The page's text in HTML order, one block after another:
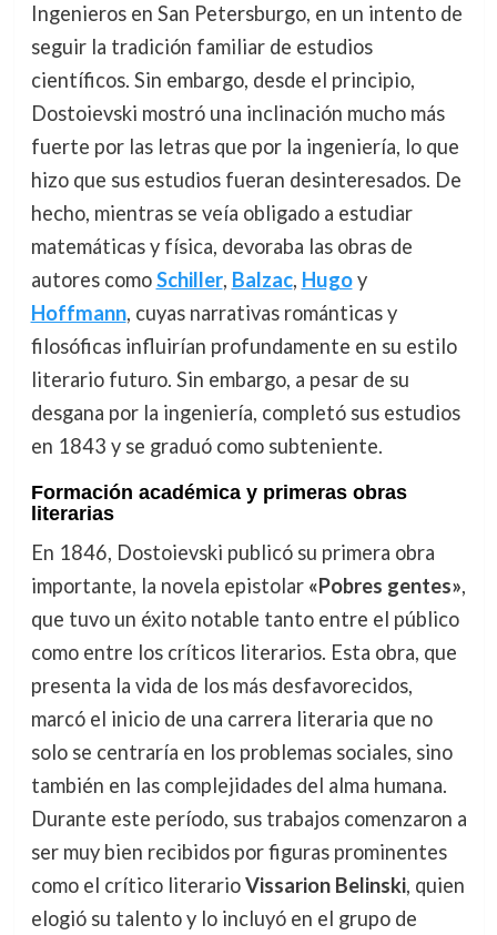
Ingenieros en San Petersburgo, en un intento de
seguir la tradición familiar de estudios
científicos. Sin embargo, desde el principio,
Dostoievski mostró una inclinación mucho más
fuerte por las letras que por la ingeniería, lo que
hizo que sus estudios fueran desinteresados. De
hecho, mientras se veía obligado a estudiar
matemáticas y física, devoraba las obras de
autores comoSchiller, Balzac, Hugoy
Hoffmann, cuyas narrativas románticas y
filosóficas influirían profundamente en su estilo
literario futuro. Sin embargo, a pesar de su
desgana por la ingeniería, completó sus estudios
en 1843 y se graduó como subteniente.
Formación académica y primeras obras
literarias
En 1846, Dostoievski publicó su primera obra
importante, la novela epistolar «Pobres gentes»,
que tuvo un éxito notable tanto entre el público
como entre los críticos literarios. Esta obra, que
presenta la vida de los más desfavorecidos,
marcó el inicio de una carrera literaria que no
solo se centraría en los problemas sociales, sino
también en las complejidades del alma humana.
Durante este período, sus trabajos comenzaron a
ser muy bien recibidos por figuras prominentes
como el crítico literarioVissarion Belinski, quien
elogió su talento y lo incluyó en el grupo de